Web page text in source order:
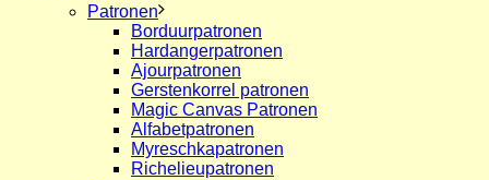
Patronen
Borduurpatronen
Hardangerpatronen
Ajourpatronen
Gerstenkorrel patronen
Magic Canvas Patronen
Alfabetpatronen
Myreschkapatronen
Richelieupatronen